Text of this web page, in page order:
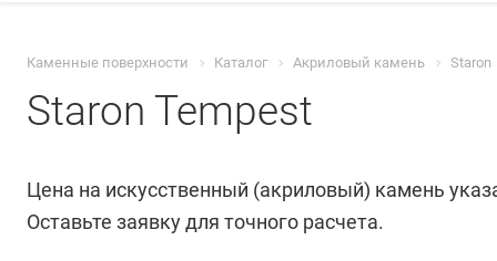
Каменные поверхности Каталог Акриловый камень Staron
Staron Tempest
Цена на искусственный (акриловый) камень
Оставьте заявку для точного расчета.